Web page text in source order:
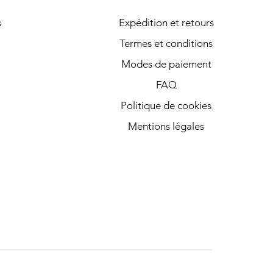
Expédition et retours
Termes et conditions
Modes de paiement
FAQ
Politique de cookies
Mentions légales